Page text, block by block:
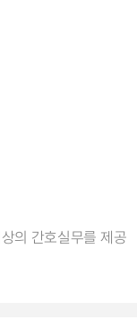
의 간호실무를 제공